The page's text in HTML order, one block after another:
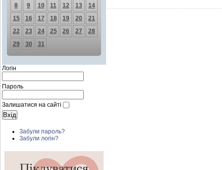
8
9 10 11 12 13
14
15
16 17 18 19 20
21
22
23 24 25 26 27
28
29
30 31
Логін
Пароль
Залишатися на сайті
Забули пароль?
Забули логін?